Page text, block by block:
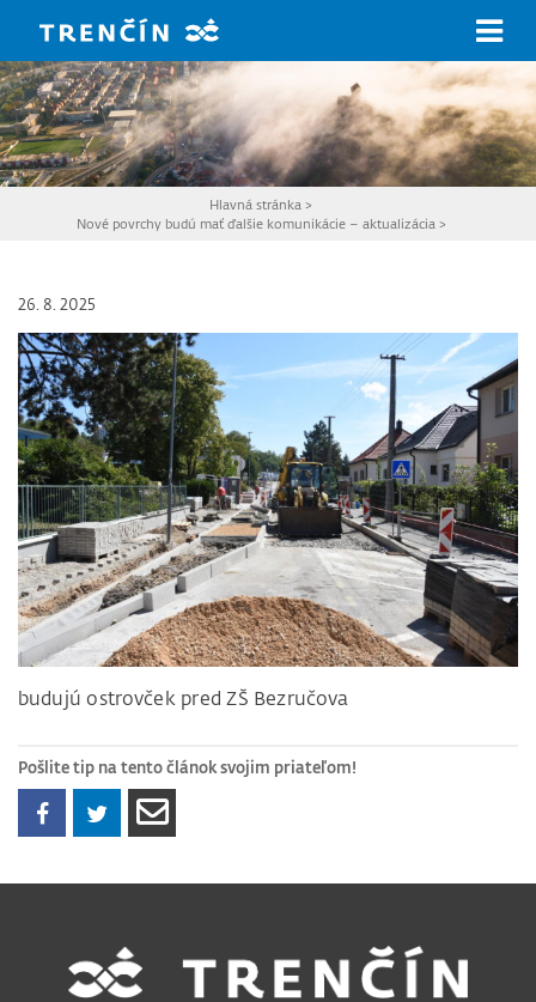
Hlavná stránka >
Nové povrchy budú mať ďalšie komunikácie – aktualizácia >
26. 8. 2025
budujú ostrovček pred ZŠ Bezručova
Pošlite tip na tento článok svojim priateľom!